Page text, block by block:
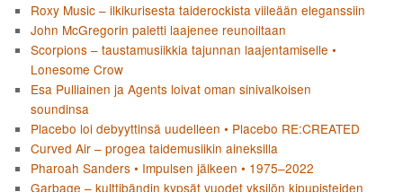
Roxy Music – ilkikurisesta taiderockista viileään eleganssiin
John McGregorin paletti laajenee reunoiltaan
Scorpions – taustamusiikkia tajunnan laajentamiselle •
Lonesome Crow
Esa Pulliainen ja Agents loivat oman sinivalkoisen
soundinsa
Placebo loi debyyttinsä uudelleen • Placebo RE:CREATED
Curved Air – progea taidemusiikin aineksilla
Pharoah Sanders • Impulsen jälkeen • 1975–2022
Garbage – kulttibändin kypsät vuodet yksilön kipupisteiden